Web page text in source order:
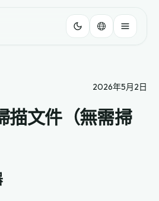
2026年5月2日
描文件（無需掃